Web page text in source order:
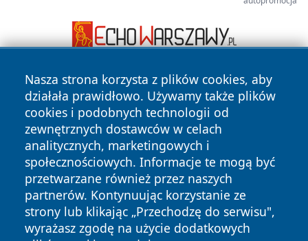
Nasza strona korzysta z plików cookies, aby
działała prawidłowo. Używamy także plików
cookies i podobnych technologii od
zewnętrznych dostawców w celach
analitycznych, marketingowych i
społecznościowych. Informacje te mogą być
przetwarzane również przez naszych
partnerów. Kontynuując korzystanie ze
strony lub klikając „Przechodzę do serwisu",
wyrażasz zgodę na użycie dodatkowych
Copyright © 2026 jeleniagoraonline.pl Wszystkie prawa
zastrzeżone.
News Autorzy
Polityka
Polityka